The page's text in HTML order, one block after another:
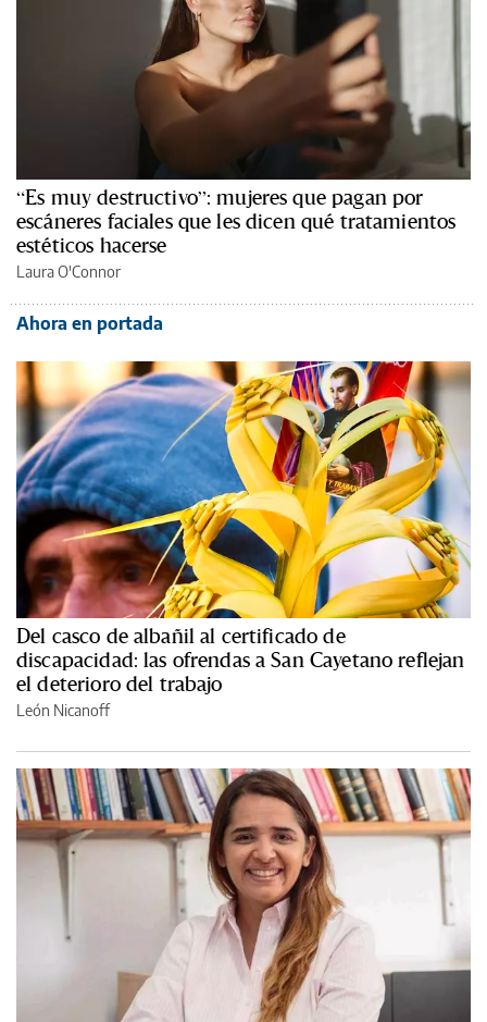
“Es muy destructivo”: mujeres que pagan por
escáneres faciales que les dicen qué tratamientos
estéticos hacerse
Laura O'Connor
Ahora en portada
Del casco de albañil al certificado de
discapacidad: las ofrendas a San Cayetano reflejan
el deterioro del trabajo
León Nicanoff